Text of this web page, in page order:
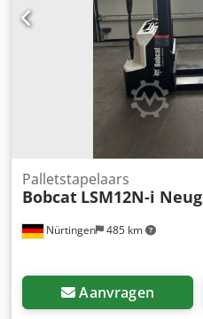
Nürtingen 485 km
Palletstapelaars
Bobcat LSM12N-i
Aanvragen